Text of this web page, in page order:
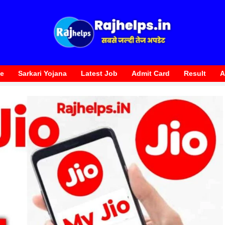
Sarkari Yojana Latest Job Admit Card Result